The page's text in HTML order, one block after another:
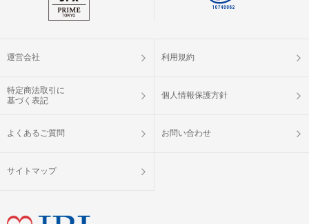
運営会社 利用規約
特定商法取引に
基づく表記
個人情報保護方針
よくあるご質問 お問い合わせ
サイトマップ